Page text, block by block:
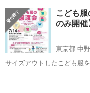
なり、「商品の…
静岡 浜松市 八幡駅
キッズマネースクール
こども
のみ開催
東京都 中
サイズアウトしたこども服